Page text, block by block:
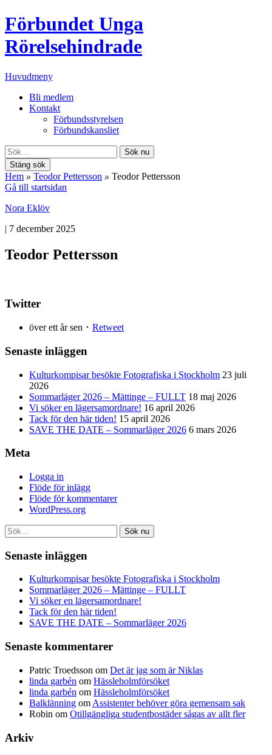
Förbundet Unga
Rörelsehindrade
Huvudmeny
Bli medlem
Kontakt
Förbundsstyrelsen
Förbundskansliet
Sök nu
Stäng sök
Hem » Teodor Pettersson » Teodor Pettersson
Gå till startsidan
Nora Eklöv
| 7 december 2025
Teodor Pettersson
Twitter
över ett år sen ･ Retweet
Senaste inläggen
Kulturkompisar besökte Fotografiska i Stockholm 23 juli
2026
Sommarläger 2026 – Mättinge – FULLT 18 maj 2026
Vi söker en lägersamordnare! 16 april 2026
Tack för den här tiden! 15 april 2026
SAVE THE DATE – Sommarläger 2026 6 mars 2026
Meta
Logga in
Flöde för inlägg
Flöde för kommentarer
WordPress.org
Sök nu
Senaste inläggen
Kulturkompisar besökte Fotografiska i Stockholm
Sommarläger 2026 – Mättinge – FULLT
Vi söker en lägersamordnare!
Tack för den här tiden!
SAVE THE DATE – Sommarläger 2026
Senaste kommentarer
Patric Troedsson om Det är jag som är Niklas
linda garbén om Hässleholmförsöket
linda garbén om Hässleholmförsöket
Balklänning om Assistenter behöver göra gemensam sak
Robin om Otillgängliga studentbostäder sågas av allt fler
Arkiv